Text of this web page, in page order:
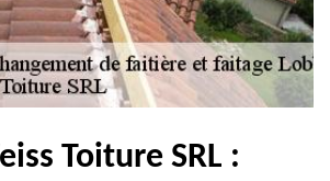
Toiture SRL :